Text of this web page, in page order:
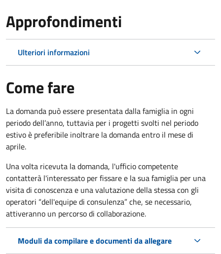
Approfondimenti
Ulteriori informazioni
Come fare
La domanda può essere presentata dalla famiglia in ogni
periodo dell’anno, tuttavia per i progetti svolti nel periodo
estivo è preferibile inoltrare la domanda entro il mese di
aprile.
Una volta ricevuta la domanda, l'ufficio competente
contatterà l'interessato per fissare e la sua famiglia per una
visita di conoscenza e una valutazione della stessa con gli
operatori “dell'equipe di consulenza” che, se necessario,
attiveranno un percorso di collaborazione.
Moduli da compilare e documenti da allegare